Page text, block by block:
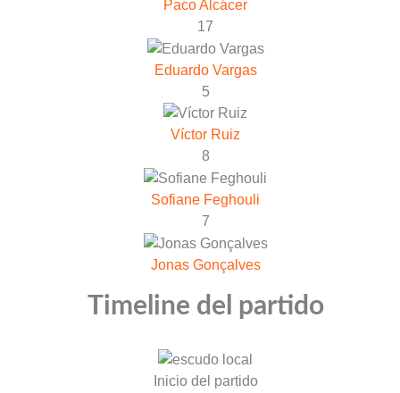
Paco Alcácer
17
Eduardo Vargas
5
Víctor Ruiz
8
Sofiane Feghouli
7
Jonas Gonçalves
Timeline del partido
Inicio del partido